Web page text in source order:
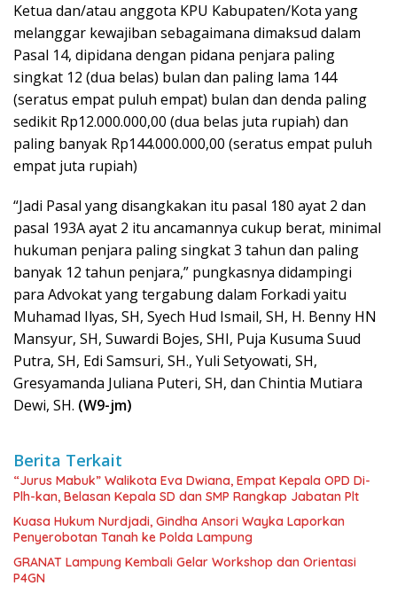
Ketua dan/atau anggota KPU Kabupaten/Kota yang
melanggar kewajiban sebagaimana dimaksud dalam
Pasal 14, dipidana dengan pidana penjara paling
singkat 12 (dua belas) bulan dan paling lama 144
(seratus empat puluh empat) bulan dan denda paling
sedikit Rp12.000.000,00 (dua belas juta rupiah) dan
paling banyak Rp144.000.000,00 (seratus empat puluh
empat juta rupiah)
“Jadi Pasal yang disangkakan itu pasal 180 ayat 2 dan
pasal 193A ayat 2 itu ancamannya cukup berat, minimal
hukuman penjara paling singkat 3 tahun dan paling
banyak 12 tahun penjara,” pungkasnya didampingi
para Advokat yang tergabung dalam Forkadi yaitu
Muhamad Ilyas, SH, Syech Hud Ismail, SH, H. Benny HN
Mansyur, SH, Suwardi Bojes, SHI, Puja Kusuma Suud
Putra, SH, Edi Samsuri, SH., Yuli Setyowati, SH,
Gresyamanda Juliana Puteri, SH, dan Chintia Mutiara
Dewi, SH. (W9-jm)
Berita Terkait
“Jurus Mabuk” Walikota Eva Dwiana, Empat Kepala OPD Di-
Plh-kan, Belasan Kepala SD dan SMP Rangkap Jabatan Plt
Kuasa Hukum Nurdjadi, Gindha Ansori Wayka Laporkan
Penyerobotan Tanah ke Polda Lampung
GRANAT Lampung Kembali Gelar Workshop dan Orientasi
P4GN